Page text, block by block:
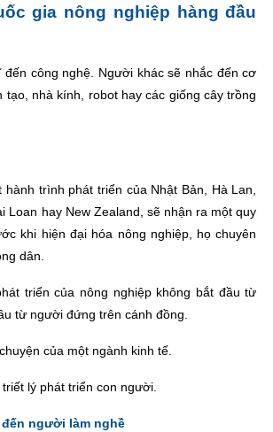
gia nông nghiệp hàng đầu
công nghệ. Người khác sẽ nhắc đến cơ
tạo, nhà kính, robot hay các giống cây trồng
hành trình phát triển của Nhật Bản, Hà Lan,
Loan hay New Zealand, sẽ nhận ra một quy
khi hiện đại hóa nông nghiệp, họ chuyên
dân.
triển của nông nghiệp không bắt đầu từ
từ người đứng trên cánh đồng.
của một ngành kinh tế.
lý phát triển con người.
người làm nghề